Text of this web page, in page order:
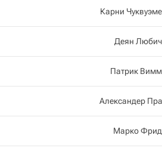
Карни
Деян
Патрик
Александер
Марко